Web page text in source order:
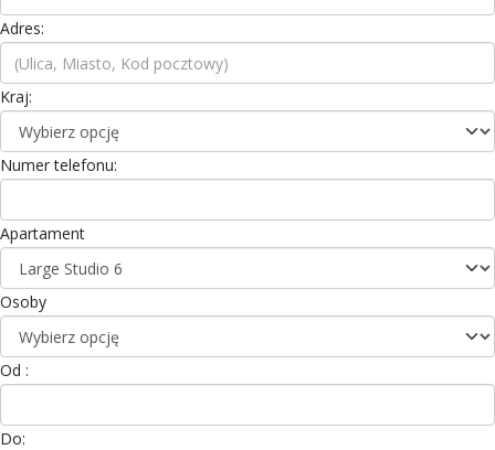
Adres:
Kraj:
Numer telefonu:
Apartament
Osoby
Od :
Do: